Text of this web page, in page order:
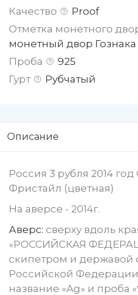
Качество
Proof
Отметка монетного
монетный двор Гознака
Проба
925
Гурт
Рубчатый
Описание
Россия 3 рубля 2014
Фристайл (цветная)
На аверсе - 2014г.
Аверс: сверху вдоль
«РОССИЙСКАЯ
скипетром и державой
Российской
название «Ag» и проба